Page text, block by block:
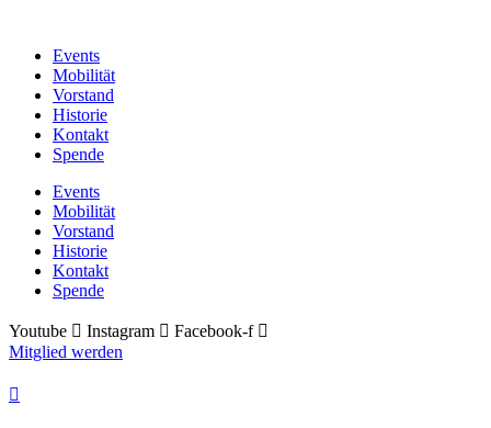
wechselnEvents
Mobilität
Vorstand
Historie
Kontakt
Spende
Events
Mobilität
Vorstand
Historie
Kontakt
Spende
Youtube Instagram
Facebook-f
Mitglied werden